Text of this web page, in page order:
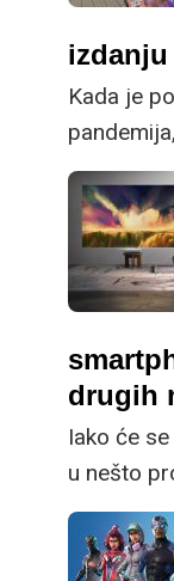
izdanju
Kada je
drugih
Iako će
u nešto
i Vidilabov
odlučila